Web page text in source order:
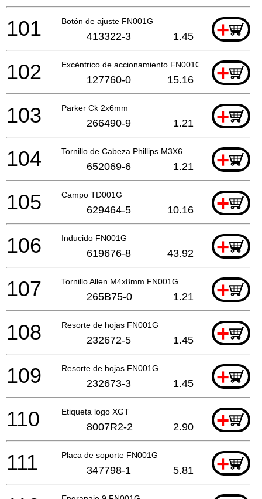
Botón de ajuste FN001G +
101 413322-3 1.45
Excéntrico de accionamiento FN001G +
102 127760-0 15.16
Parker Ck 2x6mm +
103 266490-9 1.21
Tornillo de Cabeza Phillips M3X6 +
104 652069-6 1.21
Campo TD001G +
105 629464-5 10.16
Inducido FN001G +
106 619676-8 43.92
Tornillo Allen M4x8mm FN001G +
107 265B75-0 1.21
Resorte de hojas FN001G +
108 232672-5 1.45
Resorte de hojas FN001G +
109 232673-3 1.45
Etiqueta logo XGT +
110 8007R2-2 2.90
Placa de soporte FN001G +
111 347798-1 5.81